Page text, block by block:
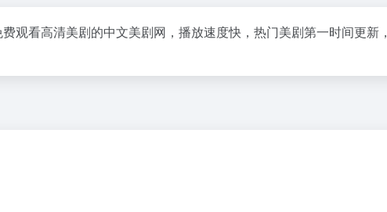
观看高清美剧的中文美剧网，播放速度快，热门美剧第一时间更新，